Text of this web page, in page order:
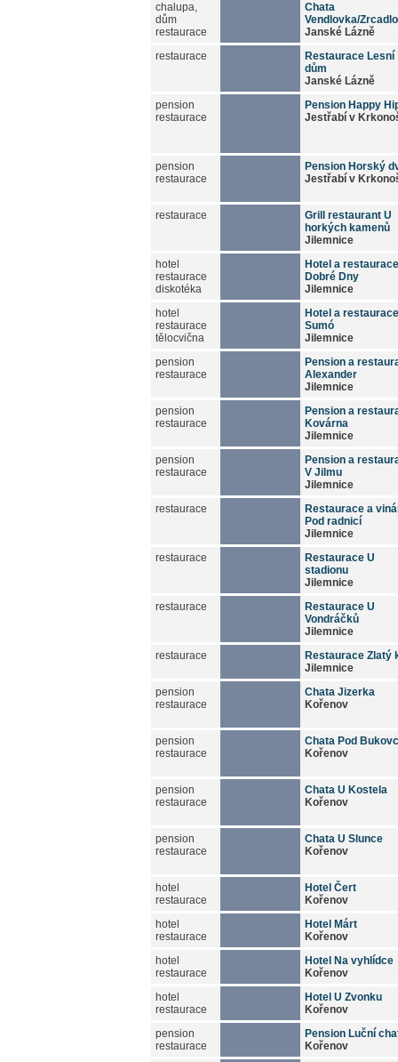
chalupa,
dům
restaurace
Chata
Vendlovka/
Janské Lázně
restaurace
Restaurace Lesní
dům
Janské Lázně
pension
restaurace
Pension Happy
Jestřabí v
pension
restaurace
Pension Horský
Jestřabí v
restaurace
Grill restaurant U
horkých kamenů
Jilemnice
hotel
restaurace
diskotéka
Hotel a restaurace
Dobré Dny
Jilemnice
hotel
restaurace
tělocvična
Hotel a restaurace
Sumó
Jilemnice
pension
restaurace
Pension a
Alexander
Jilemnice
pension
restaurace
Pension a
Kovárna
Jilemnice
pension
restaurace
Pension a
V Jilmu
Jilemnice
restaurace
Restaurace a
Pod radnicí
Jilemnice
restaurace
Restaurace U
stadionu
Jilemnice
restaurace
Restaurace U
Vondráčků
Jilemnice
restaurace
Restaurace Zlatý
Jilemnice
pension
restaurace
Chata Jizerka
Kořenov
pension
restaurace
Chata Pod
Kořenov
pension
restaurace
Chata U Kostela
Kořenov
pension
restaurace
Chata U Slunce
Kořenov
hotel
restaurace
Hotel Čert
Kořenov
hotel
restaurace
Hotel Márt
Kořenov
hotel
restaurace
Hotel Na vyhlídce
Kořenov
hotel
restaurace
Hotel U Zvonku
Kořenov
pension
restaurace
Pension Luční
Kořenov